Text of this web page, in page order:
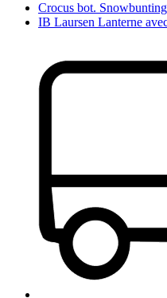
Crocus bot.
IB Laursen Lanterne